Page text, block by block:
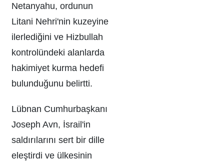
Netanyahu, ordunun
Litani Nehri'nin kuzeyine
ilerlediğini ve Hizbullah
kontrolündeki alanlarda
hakimiyet kurma hedefi
bulunduğunu belirtti.
Lübnan Cumhurbaşkanı
Joseph Avn, İsrail'in
saldırılarını sert bir dille
eleştirdi ve ülkesinin